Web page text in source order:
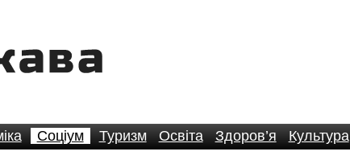
Соціум Туризм Освіта Здоров’я Культура